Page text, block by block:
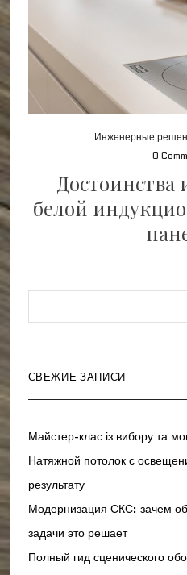
Инженерные
0
Достоинства
белой
СВЕЖИЕ ЗАПИСИ
Майстер-клас із вибору та
Натяжной потолок с
результату
Модернизация СКС: зачем
задачи это решает
Полный гид сценического